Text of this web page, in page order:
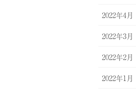
2022年4月
2022年3月
2022年2月
2022年1月